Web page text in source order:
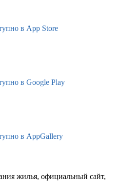
в App Store
в Google Play
в AppGallery
жилья, официальный сайт,